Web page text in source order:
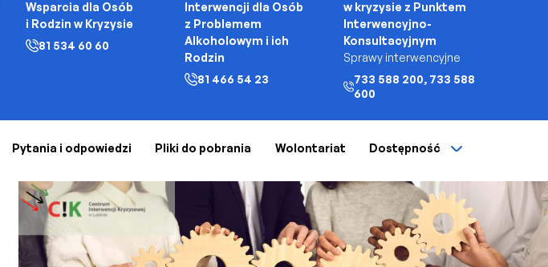
Wsparcia dla Osób
i Rodzin w Kryzysie
81 534 60 60
Interwencji dla Osób
z Problemem
Alkoholowym i ich
Rodzin
81 466 54 23
w kryzysie z Punktem
Interwencyjno-
Konsultacyjnym
Sprawy interwencyjne
733 588 200, 733 588
600
Pytania i odpowiedzi Pliki do pobrania Wolontariat Dostępność